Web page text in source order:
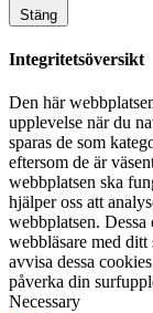
Stäng
Integritetsöversikt
Den här
upplevelse när du
sparas de som
eftersom de är
webbplatsen ska
hjälper oss att
webbplatsen. Dessa
webbläsare med
avvisa dessa
påverka din
Necessary